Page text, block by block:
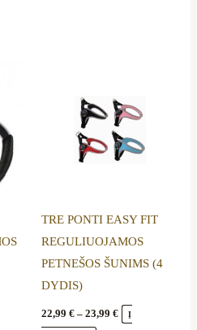
variants.
TRE PONTI EASY FIT
REGULIUOJAMOS
PETNEŠOS ŠUNIMS (4
DYDIS)
22,99 € – 23,99 €
through
23,99 €
Į
has
multiple
variants.
may
be
chosen
the